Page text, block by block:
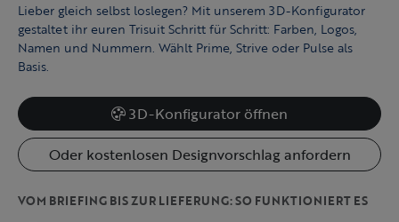
Lieber gleich selbst loslegen? Mit unserem 3D-Konfigurator
gestaltet ihr euren Trisuit Schritt für Schritt: Farben, Logos,
Namen und Nummern. Wählt Prime, Strive oder Pulse als
Basis.
3D-Konfigurator öffnen
Oder kostenlosen Designvorschlag anfordern
VOM BRIEFING BIS ZUR LIEFERUNG: SO FUNKTIONIERT ES